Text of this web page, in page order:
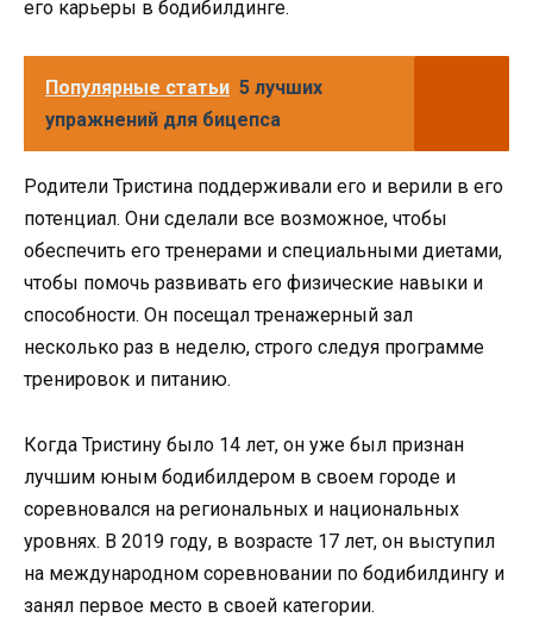
его карьеры в бодибилдинге.
Популярные статьи 5 лучших
упражнений для бицепса
Родители Тристина поддерживали его и верили в его
потенциал. Они сделали все возможное, чтобы
обеспечить его тренерами и специальными диетами,
чтобы помочь развивать его физические навыки и
способности. Он посещал тренажерный зал
несколько раз в неделю, строго следуя программе
тренировок и питанию.
Когда Тристину было 14 лет, он уже был признан
лучшим юным бодибилдером в своем городе и
соревновался на региональных и национальных
уровнях. В 2019 году, в возрасте 17 лет, он выступил
на международном соревновании по бодибилдингу и
занял первое место в своей категории.